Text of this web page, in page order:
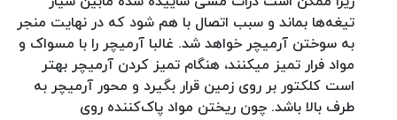
تیغه‌ها بماند و سبب اتصال با هم شود که در نهایت منجر
به سوختن آرمیچر خواهد شد. غالبا آرمیچر را با مسواک و
مواد فرار تمیز میکنند، هنگام تمیز کردن آرمیچر بهتر
است کلکتور بر روی زمین قرار بگیرد و محور آرمیچر به
طرف بالا باشد. چون ریختن مواد پاک‌کننده روی